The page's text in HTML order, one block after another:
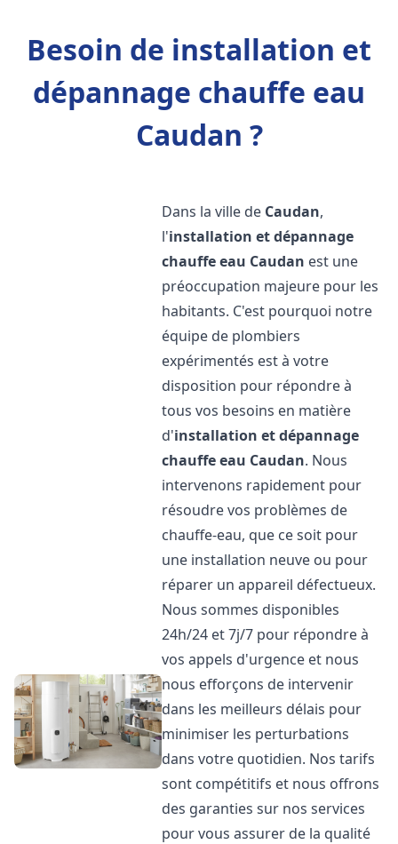
Besoin de installation et
dépannage chauffe eau
Caudan ?
Dans la ville de Caudan,
l'installation et dépannage
chauffe eau Caudan est une
préoccupation majeure pour les
habitants. C'est pourquoi notre
équipe de plombiers
expérimentés est à votre
disposition pour répondre à
tous vos besoins en matière
d'installation et dépannage
chauffe eau Caudan. Nous
intervenons rapidement pour
résoudre vos problèmes de
chauffe-eau, que ce soit pour
une installation neuve ou pour
réparer un appareil défectueux.
Nous sommes disponibles
24h/24 et 7j/7 pour répondre à
vos appels d'urgence et nous
nous efforçons de intervenir
dans les meilleurs délais pour
minimiser les perturbations
dans votre quotidien. Nos tarifs
sont compétitifs et nous offrons
des garanties sur nos services
pour vous assurer de la qualité